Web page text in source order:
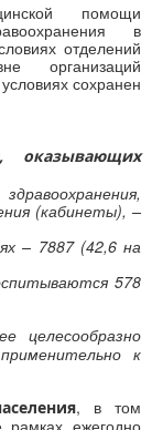
помощи
в
отделений
организаций
сохранен
оказывающих
(кабинеты), –
– 7887 (42,6 на
578
целесообразно
к
, в том
ежегодно